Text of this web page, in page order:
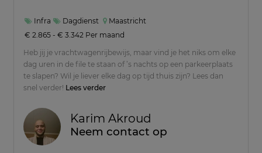
Infra Dagdienst
Maastricht
€ 2.865 - € 3.342 Per maand
Heb jij je vrachtwagenrijbewijs, maar vind je het niks om elke
dag uren in de file te staan of ’s nachts op een parkeerplaats
te slapen? Wil je liever elke dag op tijd thuis zijn? Lees dan
snel verder! Lees verder
Karim Akroud
Neem contact op